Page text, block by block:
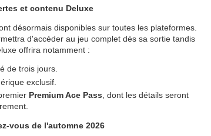
et contenu Deluxe
désormais disponibles sur toutes les plateformes.
d'accéder au jeu complet dès sa sortie tandis
offrira notamment :
de trois jours.
exclusif.
Premium Ace Pass, dont les détails seront
vous de l'automne 2026